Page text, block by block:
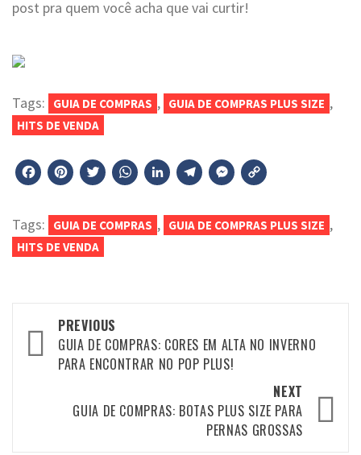
post pra quem você acha que vai curtir!
Tags: GUIA DE COMPRAS , GUIA DE COMPRAS PLUS SIZE ,
HITS DE VENDA
Facebook
Pinterest
Twitter
WhatsApp
LinkedIn
Telegram
Messenger
Tags: GUIA DE COMPRAS , GUIA DE COMPRAS PLUS SIZE ,
HITS DE VENDA
Post
navigation
PREVIOUS
GUIA DE COMPRAS: CORES EM ALTA NO INVERNO
PARA ENCONTRAR NO POP PLUS!
NEXT
GUIA DE COMPRAS: BOTAS PLUS SIZE PARA
PERNAS GROSSAS